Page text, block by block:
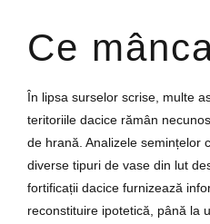
Ce
În lipsa surselor scrise, multe
teritoriile dacice rămân
de hrană. Analizele semințelor
diverse tipuri de vase din lut
fortificații dacice furnizează
reconstituire ipotetică, până la